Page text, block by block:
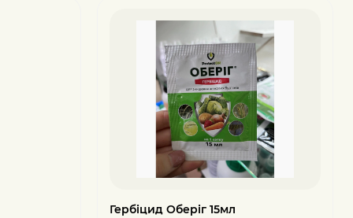
Гербіцид Оберіг 15мл